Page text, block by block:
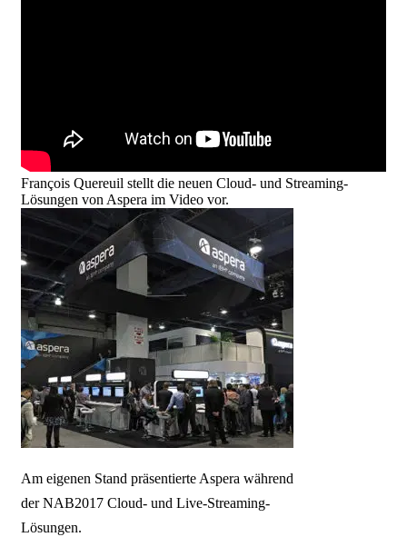
François Quereuil stellt die neuen Cloud- und Streaming-
Lösungen von Aspera im Video vor.
Am eigenen Stand präsentierte Aspera während
der NAB2017 Cloud- und Live-Streaming-
Lösungen.